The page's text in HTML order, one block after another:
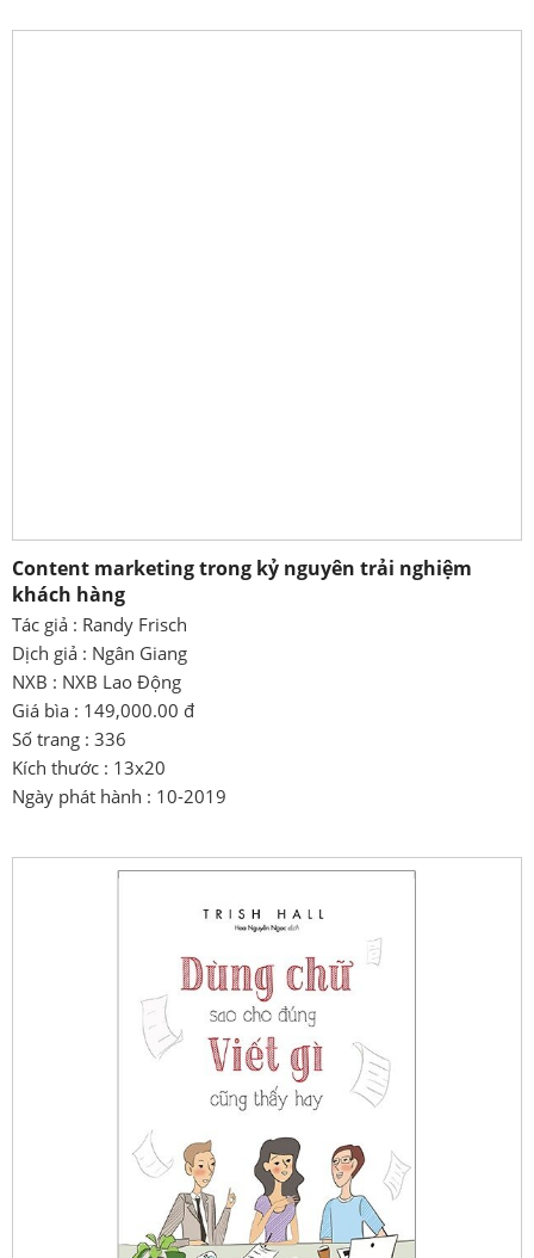
Content marketing trong kỷ nguyên trải nghiệm
khách hàng
Tác giả : Randy Frisch
Dịch giả : Ngân Giang
NXB : NXB Lao Động
Giá bìa : 149,000.00 đ
Số trang : 336
Kích thước : 13x20
Ngày phát hành : 10-2019